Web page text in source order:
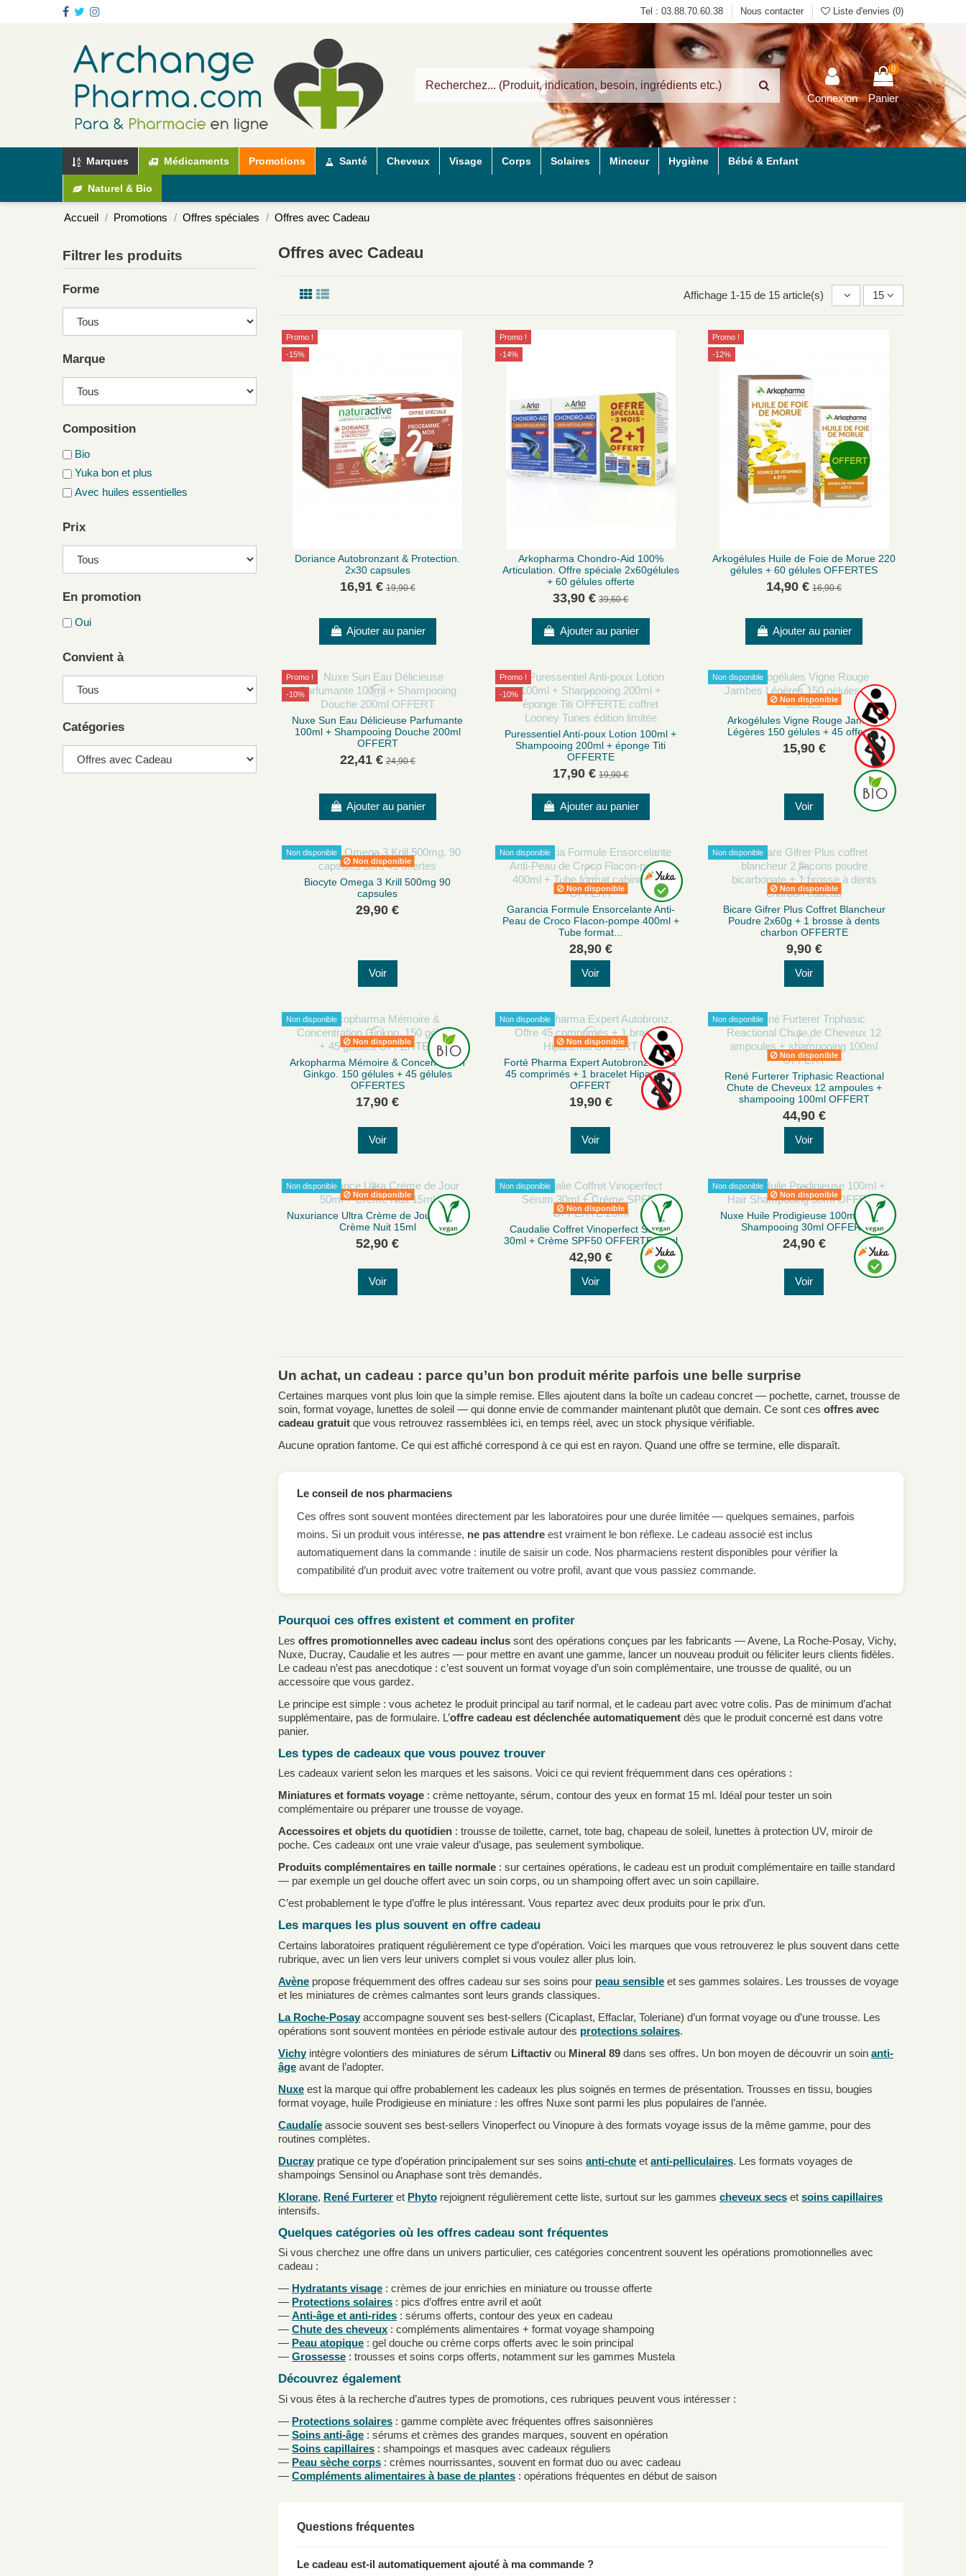
Tel : 03.88.70.60.38 Nous contacter Liste d'envies (0)
Connexion
0
Panier
Marques Médicaments Promotions Santé Cheveux Visage Corps Solaires Minceur Hygiène Bébé & Enfant
Naturel & Bio
Accueil Promotions Offres spéciales Offres avec Cadeau
Offres avec Cadeau
Affichage 1-15 de 15 article(s) 15
Promo !
-15%
Doriance Autobronzant & Protection.
2x30 capsules
16,91 € 19,90 €
Ajouter au panier
Promo !
-14%
Arkopharma Chondro-Aid 100%
Articulation. Offre spéciale 2x60gélules
+ 60 gélules offerte
33,90 € 39,60 €
Ajouter au panier
Promo !
-12%
Arkogélules Huile de Foie de Morue 220
gélules + 60 gélules OFFERTES
14,90 € 16,90 €
Ajouter au panier
Promo !
-10%
Nuxe Sun Eau Délicieuse Parfumante
100ml + Shampooing Douche 200ml
OFFERT
22,41 € 24,90 €
Ajouter au panier
Promo !
-10%
Puressentiel Anti-poux Lotion 100ml +
Shampooing 200ml + éponge Titi
OFFERTE
17,90 € 19,90 €
Ajouter au panier
Non disponible
Non disponible
Arkogélules Vigne Rouge Jambes
Légères 150 gélules + 45 offertes
15,90 €
Voir
Non disponible
Non disponible
Biocyte Omega 3 Krill 500mg 90
capsules
29,90 €
Voir
Non disponible
Non disponible
Garancia Formule Ensorcelante Anti-
Peau de Croco Flacon-pompe 400ml +
Tube format...
28,90 €
Voir
Non disponible
Non disponible
Bicare Gifrer Plus Coffret Blancheur
Poudre 2x60g + 1 brosse à dents
charbon OFFERTE
9,90 €
Voir
Non disponible
Non disponible
Arkopharma Mémoire & Concentration
Ginkgo. 150 gélules + 45 gélules
OFFERTES
17,90 €
Voir
Non disponible
Non disponible
Forté Pharma Expert Autobronz. Offre
45 comprimés + 1 bracelet Hipanema
OFFERT
19,90 €
Voir
Non disponible
Non disponible
René Furterer Triphasic Reactional
Chute de Cheveux 12 ampoules +
shampooing 100ml OFFERT
44,90 €
Voir
Non disponible
Non disponible
Nuxuriance Ultra Crème de Jour 50ml +
Crème Nuit 15ml
52,90 €
Voir
Non disponible
Non disponible
Caudalie Coffret Vinoperfect Sérum
30ml + Crème SPF50 OFFERTE 20ml
42,90 €
Voir
Non disponible
Non disponible
Nuxe Huile Prodigieuse 100ml + Hair
Shampooing 30ml OFFERT
24,90 €
Voir
Un achat, un cadeau : parce qu’un bon produit mérite parfois une belle surprise
Certaines marques vont plus loin que la simple remise. Elles ajoutent dans la boîte un cadeau concret — pochette, carnet, trousse de
soin, format voyage, lunettes de soleil — qui donne envie de commander maintenant plutôt que demain. Ce sont ces offres avec
cadeau gratuit que vous retrouvez rassemblées ici, en temps réel, avec un stock physique vérifiable.
Aucune opration fantome. Ce qui est affiché correspond à ce qui est en rayon. Quand une offre se termine, elle disparaît.
Le conseil de nos pharmaciens
Ces offres sont souvent montées directement par les laboratoires pour une durée limitée — quelques semaines, parfois
moins. Si un produit vous intéresse, ne pas attendre est vraiment le bon réflexe. Le cadeau associé est inclus
automatiquement dans la commande : inutile de saisir un code. Nos pharmaciens restent disponibles pour vérifier la
compatibilité d’un produit avec votre traitement ou votre profil, avant que vous passiez commande.
Pourquoi ces offres existent et comment en profiter
Les offres promotionnelles avec cadeau inclus sont des opérations conçues par les fabricants — Avene, La Roche-Posay, Vichy,
Nuxe, Ducray, Caudalie et les autres — pour mettre en avant une gamme, lancer un nouveau produit ou féliciter leurs clients fidèles.
Le cadeau n’est pas anecdotique : c’est souvent un format voyage d’un soin complémentaire, une trousse de qualité, ou un
accessoire que vous gardez.
Le principe est simple : vous achetez le produit principal au tarif normal, et le cadeau part avec votre colis. Pas de minimum d’achat
supplémentaire, pas de formulaire. L’offre cadeau est déclenchée automatiquement dès que le produit concerné est dans votre
panier.
Les types de cadeaux que vous pouvez trouver
Les cadeaux varient selon les marques et les saisons. Voici ce qui revient fréquemment dans ces opérations :
Miniatures et formats voyage : crème nettoyante, sérum, contour des yeux en format 15 ml. Idéal pour tester un soin
complémentaire ou préparer une trousse de voyage.
Accessoires et objets du quotidien : trousse de toilette, carnet, tote bag, chapeau de soleil, lunettes à protection UV, miroir de
poche. Ces cadeaux ont une vraie valeur d’usage, pas seulement symbolique.
Produits complémentaires en taille normale : sur certaines opérations, le cadeau est un produit complémentaire en taille standard
— par exemple un gel douche offert avec un soin corps, ou un shampoing offert avec un soin capillaire.
C’est probablement le type d’offre le plus intéressant. Vous repartez avec deux produits pour le prix d’un.
Les marques les plus souvent en offre cadeau
Certains laboratoires pratiquent régulièrement ce type d’opération. Voici les marques que vous retrouverez le plus souvent dans cette
rubrique, avec un lien vers leur univers complet si vous voulez aller plus loin.
Avène propose fréquemment des offres cadeau sur ses soins pour peau sensible et ses gammes solaires. Les trousses de voyage
et les miniatures de crèmes calmantes sont leurs grands classiques.
La Roche-Posay accompagne souvent ses best-sellers (Cicaplast, Effaclar, Toleriane) d’un format voyage ou d’une trousse. Les
opérations sont souvent montées en période estivale autour des protections solaires.
Vichy intègre volontiers des miniatures de sérum Liftactiv ou Mineral 89 dans ses offres. Un bon moyen de découvrir un soin anti-
âge avant de l’adopter.
Nuxe est la marque qui offre probablement les cadeaux les plus soignés en termes de présentation. Trousses en tissu, bougies
format voyage, huile Prodigieuse en miniature : les offres Nuxe sont parmi les plus populaires de l’année.
Caudalíe associe souvent ses best-sellers Vinoperfect ou Vinopure à des formats voyage issus de la même gamme, pour des
routines complètes.
Ducray pratique ce type d’opération principalement sur ses soins anti-chute et anti-pelliculaires. Les formats voyages de
shampoings Sensinol ou Anaphase sont très demandés.
Klorane, René Furterer et Phyto rejoignent régulièrement cette liste, surtout sur les gammes cheveux secs et soins capillaires
intensifs.
Quelques catégories où les offres cadeau sont fréquentes
Si vous cherchez une offre dans un univers particulier, ces catégories concentrent souvent les opérations promotionnelles avec
cadeau :
— Hydratants visage : crèmes de jour enrichies en miniature ou trousse offerte
— Protections solaires : pics d’offres entre avril et août
— Anti-âge et anti-rides : sérums offerts, contour des yeux en cadeau
— Chute des cheveux : compléments alimentaires + format voyage shampoing
— Peau atopique : gel douche ou crème corps offerts avec le soin principal
— Grossesse : trousses et soins corps offerts, notamment sur les gammes Mustela
Découvrez également
Si vous êtes à la recherche d’autres types de promotions, ces rubriques peuvent vous intéresser :
— Protections solaires : gamme complète avec fréquentes offres saisonnières
— Soins anti-âge : sérums et crèmes des grandes marques, souvent en opération
— Soins capillaires : shampoings et masques avec cadeaux réguliers
— Peau sèche corps : crèmes nourrissantes, souvent en format duo ou avec cadeau
— Compléments alimentaires à base de plantes : opérations fréquentes en début de saison
Questions fréquentes
Le cadeau est-il automatiquement ajouté à ma commande ?
Filtrer les produits
Forme
Marque
Composition
Bio
Yuka bon et plus
Avec huiles essentielles
Prix
En promotion
Oui
Convient à
Catégories